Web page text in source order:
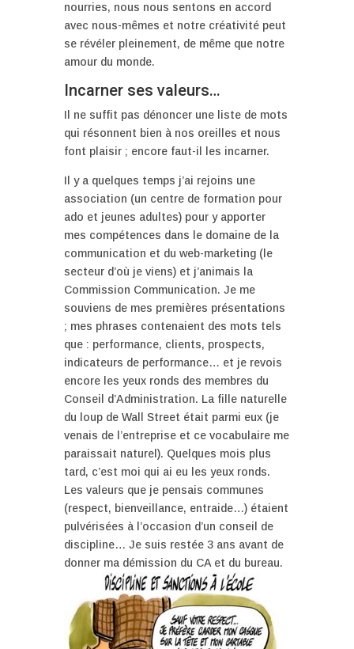
nourries, nous nous sentons en accord
avec nous-mêmes et notre créativité peut
se révéler pleinement, de même que notre
amour du monde.
Incarner ses valeurs…
Il ne suffit pas dénoncer une liste de mots
qui résonnent bien à nos oreilles et nous
font plaisir ; encore faut-il les incarner.
Il y a quelques temps j’ai rejoins une
association (un centre de formation pour
ado et jeunes adultes) pour y apporter
mes compétences dans le domaine de la
communication et du web-marketing (le
secteur d’où je viens) et j’animais la
Commission Communication. Je me
souviens de mes premières présentations
; mes phrases contenaient des mots tels
que : performance, clients, prospects,
indicateurs de performance… et je revois
encore les yeux ronds des membres du
Conseil d’Administration. La fille naturelle
du loup de Wall Street était parmi eux (je
venais de l’entreprise et ce vocabulaire me
paraissait naturel). Quelques mois plus
tard, c’est moi qui ai eu les yeux ronds.
Les valeurs que je pensais communes
(respect, bienveillance, entraide…) étaient
pulvérisées à l’occasion d’un conseil de
discipline… Je suis restée 3 ans avant de
donner ma démission du CA et du bureau.